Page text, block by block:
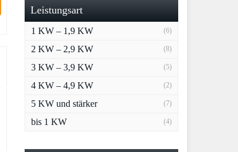
Leistungsart
1 KW – 1,9 KW (6)
2 KW – 2,9 KW (8)
3 KW – 3,9 KW (5)
4 KW – 4,9 KW (2)
5 KW und stärker (7)
bis 1 KW (4)